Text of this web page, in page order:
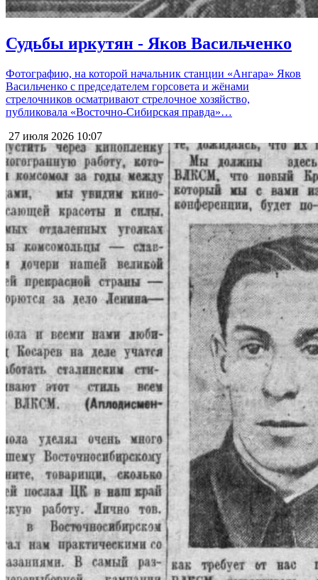
Судьбы иркутян - Яков Васильченко
Фотографию, на которой начальник станции «Ангара» Яков
Васильченко с председателем горсовета и жёнами
стрелочников осматривают стрелочное хозяйство,
публиковала «Восточно-Сибирская правда»…
27 июля 2026 10:07